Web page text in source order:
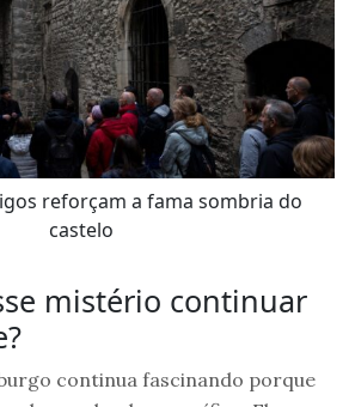
reforçam a fama sombria do
castelo
mistério continuar
continua fascinando porque